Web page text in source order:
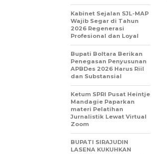
Kabinet Sejalan SJL-MAP
Wajib Segar di Tahun
2026 Regenerasi
Profesional dan Loyal
Bupati Boltara Berikan
Penegasan Penyusunan
APBDes 2026 Harus Riil
dan Substansial
‎Ketum SPRI Pusat Heintje
Mandagie Paparkan
materi Pelatihan
Jurnalistik Lewat Virtual
Zoom
BUPATI SIRAJUDIN
LASENA KUKUHKAN